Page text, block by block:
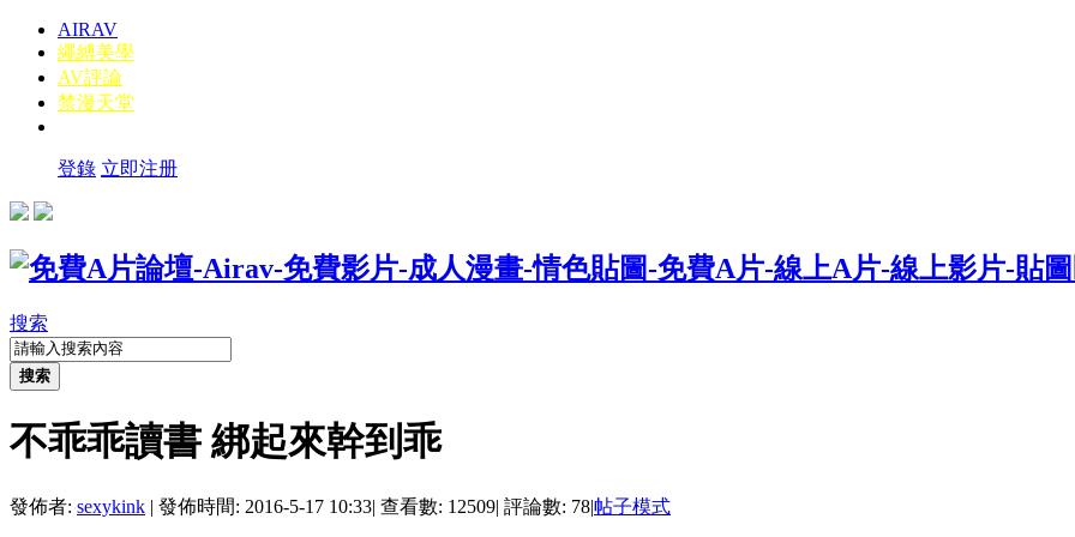
AIRAV
繩縛美學
AV評論
禁漫天堂
登錄 立即注册
搜索
搜索
不乖乖讀書 綁起來幹到乖
發佈者: sexykink | 發佈時間: 2016-5-17 10:33| 查看數: 12509| 評論數: 78|帖子模式